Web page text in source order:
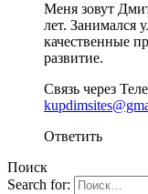
Меня зовут
лет. Занимался
качественные
развитие.
Связь через
Ответить
Поиск
Search for: